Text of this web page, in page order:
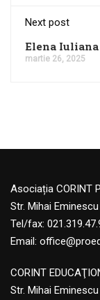
Next post
Elena Iuliana
martie 26, 2025
Asociația CORINT
Str. Mihai
Tel/fax:
Email:
CORINT
Str. Mihai